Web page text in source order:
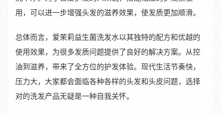
用，可以进一步增强头发的滋养效果，使发质更加顺滑。
总体而言，爱茉莉益生菌洗发水以其独特的配方和优越的
使用效果，为很多发质问题提供了良好的解决方案。从控
油到滋养，带来了全方位的护发体验。现代生活节奏快，
压力大，大家都会面临各种各样的头发和头皮问题，选择
对的洗发产品无疑是一种自我关怀。